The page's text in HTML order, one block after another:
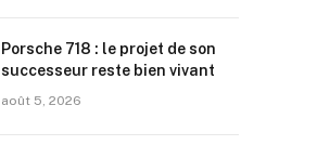
Porsche 718 : le projet de son
successeur reste bien vivant
août 5, 2026